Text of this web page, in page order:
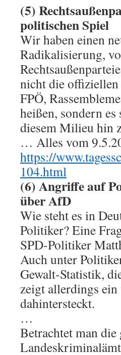
(5)
politischen Spiel
Wir haben einen
Radikalisierung,
nicht die
FPÖ,
heißen, sondern
diesem Milieu hin
… Alles vom
https://
104.html
(6) Angriffe auf
über AfD
Wie steht es in
Politiker? Eine
SPD-Politiker
Auch unter
Gewalt-Statistik,
zeigt allerdings
dahintersteckt.
…
Betrachtet man